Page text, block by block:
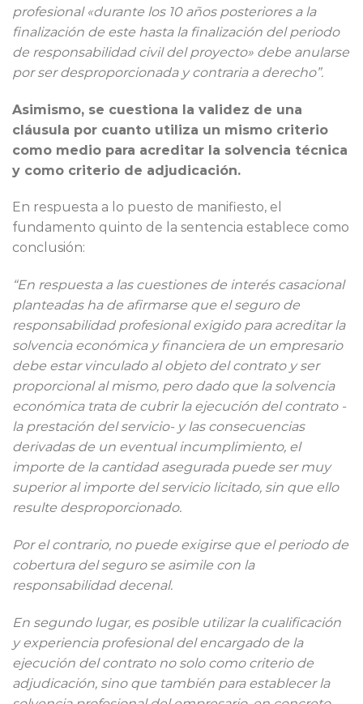
profesional «durante los 10 años posteriores a la
finalización de este hasta la finalización del periodo
de responsabilidad civil del proyecto» debe anularse
por ser desproporcionada y contraria a derecho”.
Asimismo, se cuestiona la validez de una
cláusula por cuanto utiliza un mismo criterio
como medio para acreditar la solvencia técnica
y como criterio de adjudicación.
En respuesta a lo puesto de manifiesto, el
fundamento quinto de la sentencia establece como
conclusión:
“En respuesta a las cuestiones de interés casacional
planteadas ha de afirmarse que el seguro de
responsabilidad profesional exigido para acreditar la
solvencia económica y financiera de un empresario
debe estar vinculado al objeto del contrato y ser
proporcional al mismo, pero dado que la solvencia
económica trata de cubrir la ejecución del contrato -
la prestación del servicio- y las consecuencias
derivadas de un eventual incumplimiento, el
importe de la cantidad asegurada puede ser muy
superior al importe del servicio licitado, sin que ello
resulte desproporcionado.
Por el contrario, no puede exigirse que el periodo de
cobertura del seguro se asimile con la
responsabilidad decenal.
En segundo lugar, es posible utilizar la cualificación
y experiencia profesional del encargado de la
ejecución del contrato no solo como criterio de
adjudicación, sino que también para establecer la